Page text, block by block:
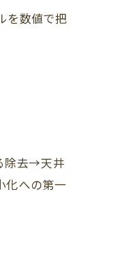
を数値で把
除去→天井
化への第一